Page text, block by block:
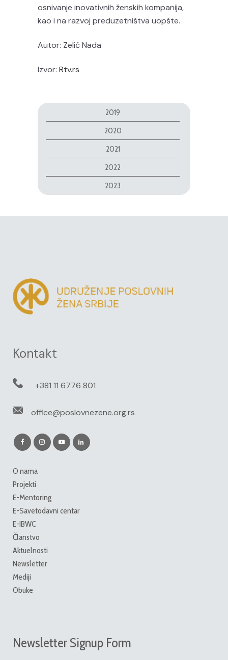
osnivanje inovativnih ženskih kompanija,
kao i na razvoj preduzetništva uopšte.
Autor: Zelić Nada
Izvor: Rtv.rs
2019
2020
2021
2022
2023
Kontakt
+381 11 6776 801
office@poslovnezene.org.rs
O nama
Projekti
E-Mentoring
E-Savetodavni centar
E-IBWC
Članstvo
Aktuelnosti
Newsletter
Mediji
Obuke
Newsletter Signup Form